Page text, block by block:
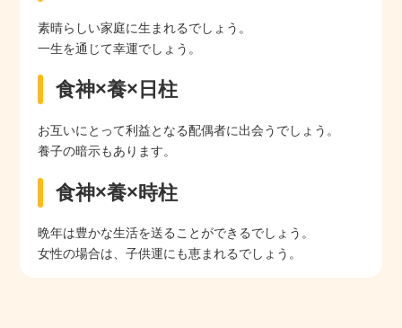
素晴らしい家庭に生まれるでしょう。
一生を通じて幸運でしょう。
食神×養×日柱
お互いにとって利益となる配偶者に出会うでしょう。
養子の暗示もあります。
食神×養×時柱
晩年は豊かな生活を送ることができるでしょう。
女性の場合は、子供運にも恵まれるでしょう。